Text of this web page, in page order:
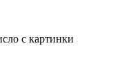
с картинки